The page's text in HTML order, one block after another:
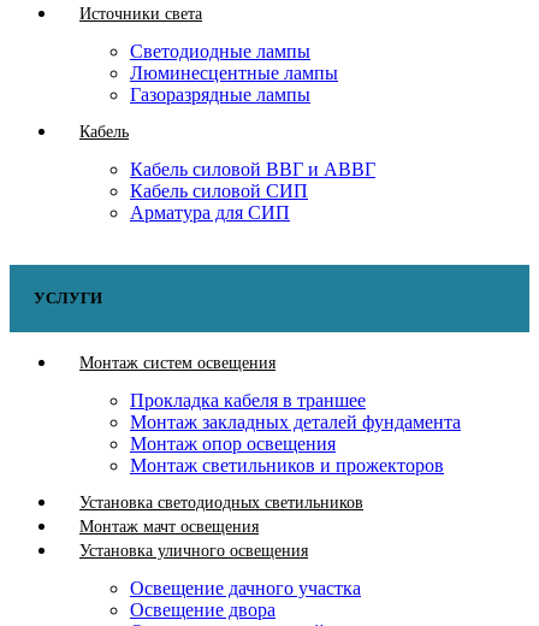
Источники света
Светодиодные лампы
Люминесцентные лампы
Газоразрядные лампы
Кабель
Кабель силовой ВВГ и АВВГ
Кабель силовой СИП
Арматура для СИП
УСЛУГИ
Монтаж систем освещения
Прокладка кабеля в траншее
Монтаж закладных деталей фундамента
Монтаж опор освещения
Монтаж светильников и прожекторов
Установка светодиодных светильников
Монтаж мачт освещения
Установка уличного освещения
Освещение дачного участка
Освещение двора